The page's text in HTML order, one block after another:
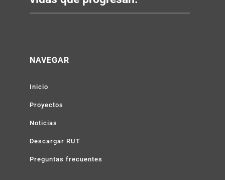
NAVEGAR
Inicio
Proyectos
Noticias
Descargar RUT
Preguntas frecuentes